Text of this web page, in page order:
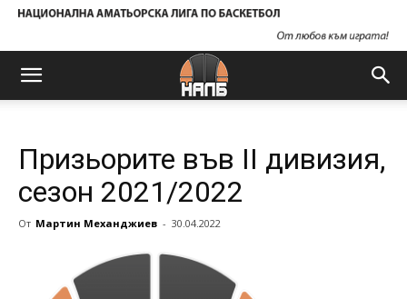
Призьорите във II дивизия,
сезон 2021/2022
От Мартин Механджиев - 30.04.2022